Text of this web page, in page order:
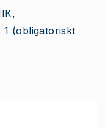
1 (obligatoriskt